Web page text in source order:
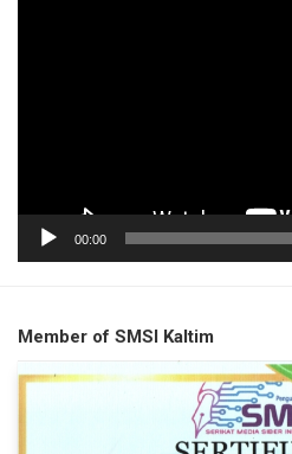
00:00
Member of SMSI Kaltim